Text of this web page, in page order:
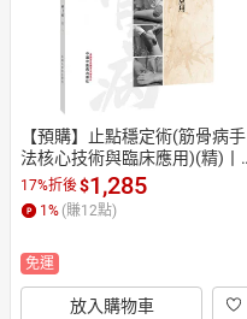
【預購】止點穩定術(筋骨病手
法核心技術與臨床應用)(精)丨
天龍圖書簡體字專賣店丨97875
24703457 (tl2610)
17%折後$1,285
1 % (賺12點)
免運
放入購物車